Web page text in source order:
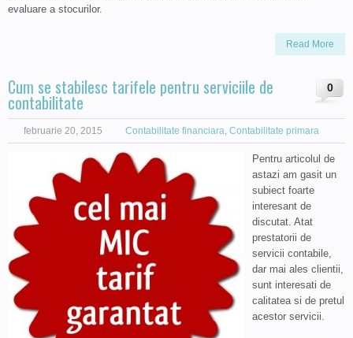
evaluare a stocurilor.
Read More
0
Cum se stabilesc tarifele pentru serviciile de
contabilitate
februarie 20, 2015 Contabilitate financiara Contabilitate primara
Pentru articolul de
astazi am gasit un
subiect foarte
interesant de
discutat. Atat
prestatorii de
servicii contabile,
dar mai ales clientii,
sunt interesati de
calitatea si de pretul
acestor servicii.